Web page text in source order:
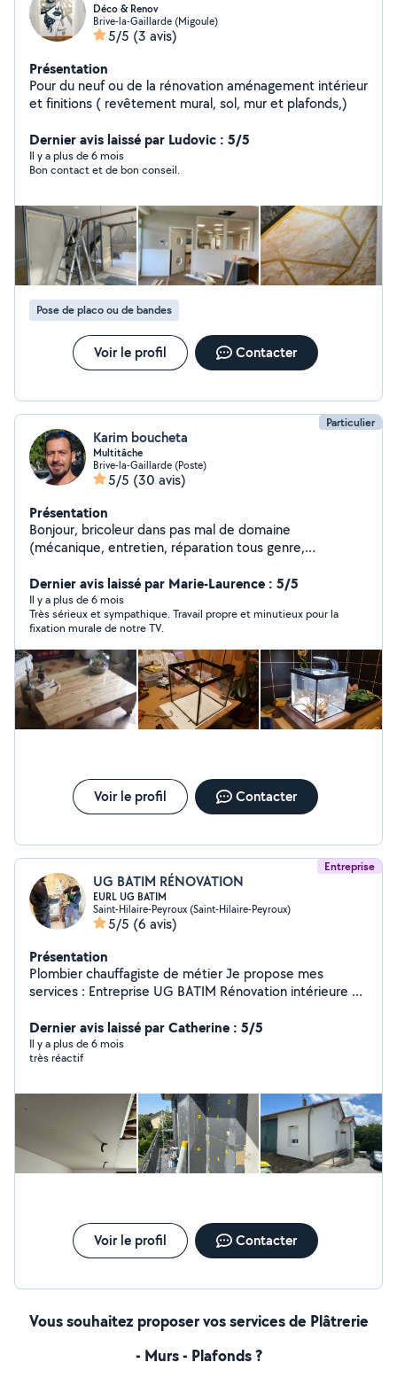
Déco & Renov
Brive-la-Gaillarde (Migoule)
5/5 (3 avis)
Présentation
Pour du neuf ou de la rénovation aménagement intérieur
et finitions ( revêtement mural, sol, mur et plafonds,)
Dernier avis laissé par Ludovic : 5/5
Il y a plus de 6 mois
Bon contact et de bon conseil.
Pose de placo ou de bandes
Voir le profil Contacter
Particulier
Karim boucheta
Multitâche
Brive-la-Gaillarde (Poste)
5/5 (30 avis)
Présentation
Bonjour, bricoleur dans pas mal de domaine
(mécanique, entretien, réparation tous genre,
démarche. Au plaisir...
Dernier avis laissé par Marie-Laurence : 5/5
Il y a plus de 6 mois
Très sérieux et sympathique. Travail propre et minutieux pour la
fixation murale de notre TV.
Voir le profil Contacter
Entreprise
UG BATIM RÉNOVATION
EURL UG BATIM
Saint-Hilaire-Peyroux (Saint-Hilaire-Peyroux)
5/5 (6 avis)
Présentation
Plombier chauffagiste de métier Je propose mes
services : Entreprise UG BATIM Rénovation intérieure et
plâtrerie, système ITE) Électricité & plomberie
(installation, réparation, mise aux normes) Maçonnerie
Dernier avis laissé par Catherine : 5/5
Il y a plus de 6 mois
très réactif
Voir le profil Contacter
Vous souhaitez proposer vos services de Plâtrerie
- Murs - Plafonds ?